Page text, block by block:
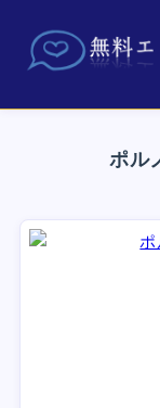
ポル